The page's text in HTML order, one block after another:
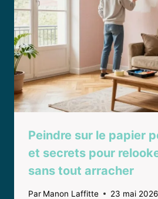
Peindre sur le papier
et secrets pour
sans tout arracher
Par Manon Laffitte 23 mai 2026